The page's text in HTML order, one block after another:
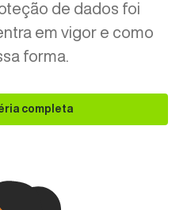
de dados foi
em vigor e como
forma.
completa